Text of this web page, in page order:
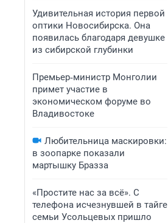
Удивительная история первой
оптики Новосибирска. Она
появилась благодаря девушке
из сибирской глубинки
Премьер‑министр Монголии
примет участие в
экономическом форуме во
Владивостоке
Любительница маскировки:
в зоопарке показали
мартышку Бразза
«Простите нас за всё». С
телефона исчезнувшей в тайге
семьи Усольцевых пришло